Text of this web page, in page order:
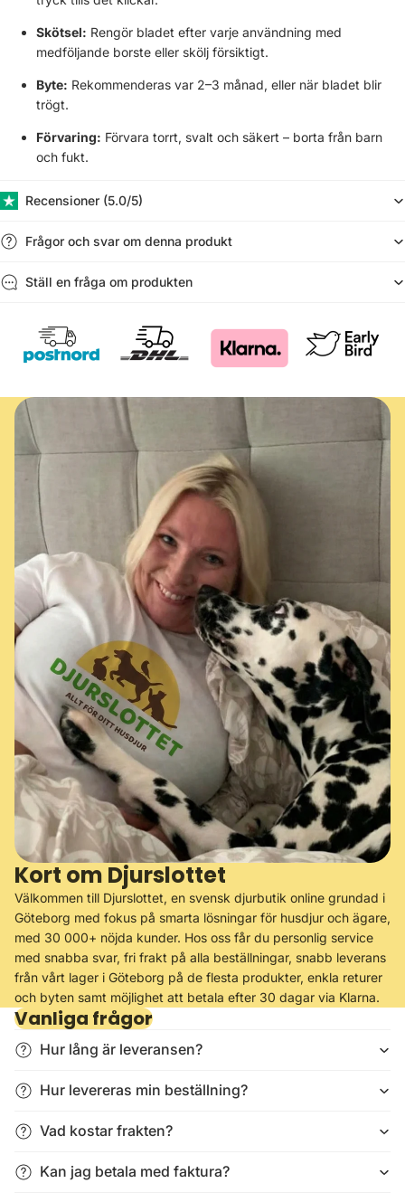
Skötsel: Rengör bladet efter varje användning med
medföljande borste eller skölj försiktigt.
Byte: Rekommenderas var 2–3 månad, eller när bladet blir
trögt.
Förvaring: Förvara torrt, svalt och säkert – borta från barn
och fukt.
Recensioner (​5.0/5)
Frågor och svar om denna produkt
Ställ en fråga om produkten
Kort om Djurslottet
Välkommen till Djurslottet, en svensk djurbutik online grundad i
Göteborg med fokus på smarta lösningar för husdjur och ägare,
med 30 000+ nöjda kunder. Hos oss får du personlig service
med snabba svar, fri frakt på alla beställningar, snabb leverans
från vårt lager i Göteborg på de flesta produkter, enkla returer
och byten samt möjlighet att betala efter 30 dagar via Klarna.
Vanliga frågor
Hur lång är leveransen?
Hur levereras min beställning?
Vad kostar frakten?
Kan jag betala med faktura?